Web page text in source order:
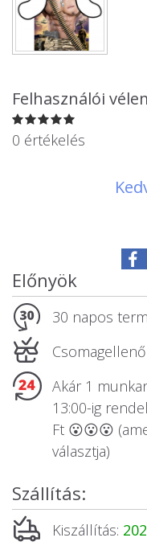
Foglalkozás szerint
Sport/Hobbi szerint
Állatos ajándéktárgyak
Felhasználói
0 értékelés
Előnyök
30 napos
Akár 1
13:00-ig
Ft 😮😮😮
választja)
Szállítás:
Kiszállítás: